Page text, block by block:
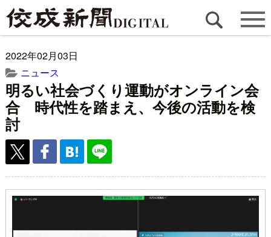
2022年02月03日
ニュース
明るい社会づくり運動がオンライン会
合 時代性を踏まえ、今後の活動を検
討